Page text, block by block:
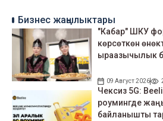
Бизнес жаңылыктары
"Кабар" ШКУ
көрсөткөн
ыраазычылык
09 Август 2026
Чексиз 5G:
роумингде
байланышты